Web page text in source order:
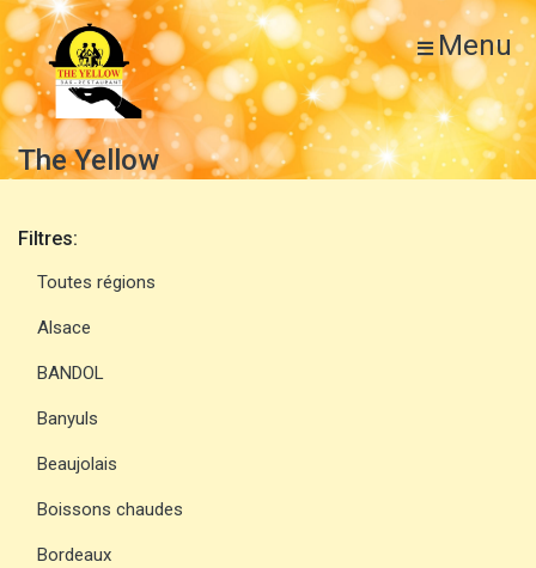
Menu
The Yellow
Filtres:
Toutes régions
Alsace
BANDOL
Banyuls
Beaujolais
Boissons chaudes
Bordeaux